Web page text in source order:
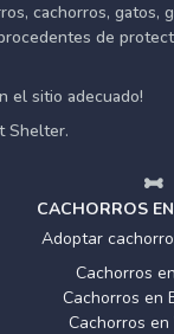
cachorros, gatos,
de
el sitio adecuado!
Shelter.
CACHORROS
Adoptar
Cachorros
Cachorros en
Cachorros